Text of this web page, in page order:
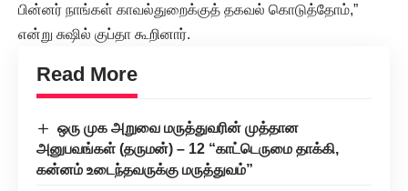
பின்னர் நாங்கள் காவல்துறைக்குத் தகவல் கொடுத்தோம்,”
என்று சுஷில் குப்தா கூறினார்.
Read More
ஒரு முக அறுவை மருத்துவரின் முத்தான
அனுபவங்கள் (தருமன்) – 12 “காட்டெருமை தாக்கி,
கன்னம் உடைந்தவருக்கு மருத்துவம்”